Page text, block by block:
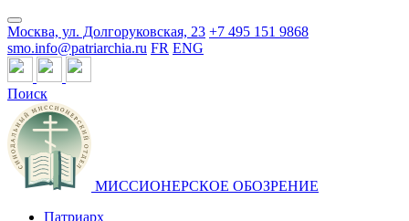
Москва, ул. Долгоруковская, 23 +7 495 151 9868
smo.info@patriarchia.ru FR ENG
Поиск
МИССИОНЕРСКОЕ ОБОЗРЕНИЕ
Патриарх